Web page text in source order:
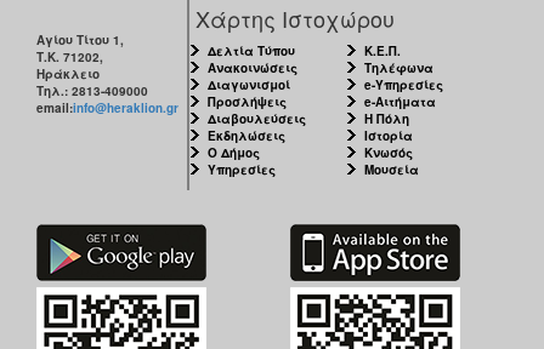
Αγίου Τίτου 1,
Τ.Κ. 71202,
Ηράκλειο
Τηλ.: 2813-409000
email:info@heraklion.gr
Χάρτης Ιστοχώρου
Δελτία Τύπου
Ανακοινώσεις
Διαγωνισμοί
Προσλήψεις
Διαβουλεύσεις
Εκδηλώσεις
Ο Δήμος
Υπηρεσίες
Κ.Ε.Π.
Τηλέφωνα
e-Υπηρεσίες
e-Αιτήματα
Η Πόλη
Ιστορία
Κνωσός
Μουσεία